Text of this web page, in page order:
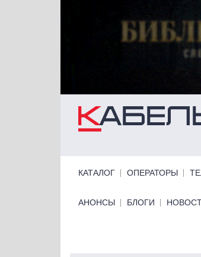
КАТАЛОГ ОПЕРАТОРЫ
Primary links bottom
АНОНСЫ БЛОГИ